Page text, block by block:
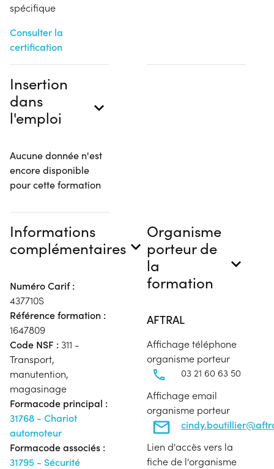
spécifique
Consulter la
certification
Insertion
dans
l'emploi
Aucune donnée n'est
encore disponible
pour cette formation
Informations
complémentaires
Numéro Carif :
437710S
Référence formation :
1647809
Code NSF : 311 -
Transport,
manutention,
magasinage
Formacode principal :
31768 - Chariot
automoteur
Formacode associés :
31795 - Sécurité
Organisme
porteur de
la
formation
AFTRAL
Affichage téléphone
organisme porteur
03 21 60 63 50
Affichage email
organisme porteur
Lien d'accès vers la
fiche de l'organisme